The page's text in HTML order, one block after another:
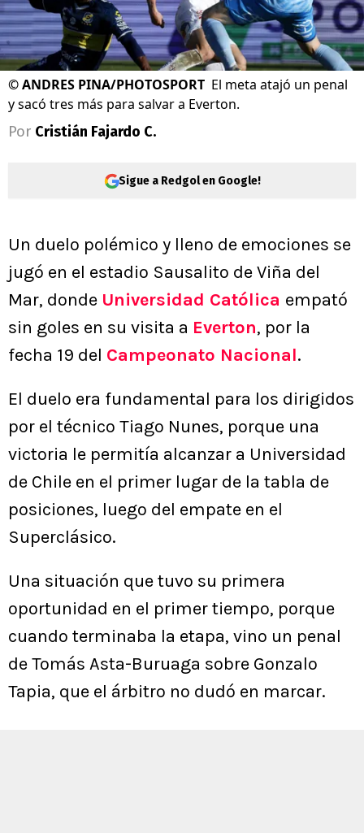
©ANDRES PINA/PHOTOSPORT El meta atajó un penal
y sacó tres más para salvar a Everton.
Por Cristián Fajardo C.
Sigue a Redgol en Google!
Un duelo polémico y lleno de emociones se
jugó en el estadio Sausalito de Viña del
Mar, donde Universidad Católica empató
sin goles en su visita a Everton, por la
fecha 19 del Campeonato Nacional.
El duelo era fundamental para los dirigidos
por el técnico Tiago Nunes, porque una
victoria le permitía alcanzar a Universidad
de Chile en el primer lugar de la tabla de
posiciones, luego del empate en el
Superclásico.
Una situación que tuvo su primera
oportunidad en el primer tiempo, porque
cuando terminaba la etapa, vino un penal
de Tomás Asta-Buruaga sobre Gonzalo
Tapia, que el árbitro no dudó en marcar.